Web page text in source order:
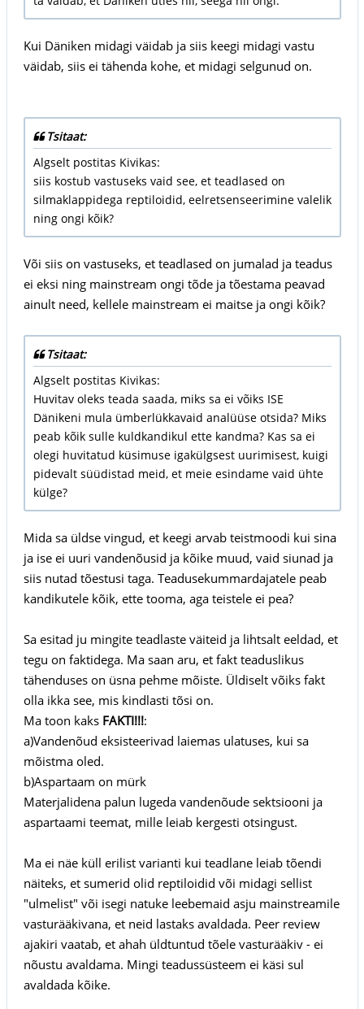
Kui Däniken midagi väidab ja siis keegi midagi vastu
väidab, siis ei tähenda kohe, et midagi selgunud on.
Tsitaat:
Algselt postitas Kivikas:
siis kostub vastuseks vaid see, et teadlased on
silmaklappidega reptiloidid, eelretsenseerimine valelik
ning ongi kõik?
Või siis on vastuseks, et teadlased on jumalad ja teadus
ei eksi ning mainstream ongi tõde ja tõestama peavad
ainult need, kellele mainstream ei maitse ja ongi kõik?
Tsitaat:
Algselt postitas Kivikas:
Huvitav oleks teada saada, miks sa ei võiks ISE
Dänikeni mula ümberlükkavaid analüüse otsida? Miks
peab kõik sulle kuldkandikul ette kandma? Kas sa ei
olegi huvitatud küsimuse igakülgsest uurimisest, kuigi
pidevalt süüdistad meid, et meie esindame vaid ühte
külge?
Mida sa üldse vingud, et keegi arvab teistmoodi kui sina
ja ise ei uuri vandenõusid ja kõike muud, vaid siunad ja
siis nutad tõestusi taga. Teadusekummardajatele peab
kandikutele kõik, ette tooma, aga teistele ei pea?
Sa esitad ju mingite teadlaste väiteid ja lihtsalt eeldad, et
tegu on faktidega. Ma saan aru, et fakt teaduslikus
tähenduses on üsna pehme mõiste. Üldiselt võiks fakt
olla ikka see, mis kindlasti tõsi on.
Ma toon kaks FAKTI!!!:
a)Vandenõud eksisteerivad laiemas ulatuses, kui sa
mõistma oled.
b)Aspartaam on mürk
Materjalidena palun lugeda vandenõude sektsiooni ja
aspartaami teemat, mille leiab kergesti otsingust.
Ma ei näe küll erilist varianti kui teadlane leiab tõendi
näiteks, et sumerid olid reptiloidid või midagi sellist
"ulmelist" või isegi natuke leebemaid asju mainstreamile
vasturääkivana, et neid lastaks avaldada. Peer review
ajakiri vaatab, et ahah üldtuntud tõele vasturääkiv - ei
nõustu avaldama. Mingi teadussüsteem ei käsi sul
avaldada kõike.